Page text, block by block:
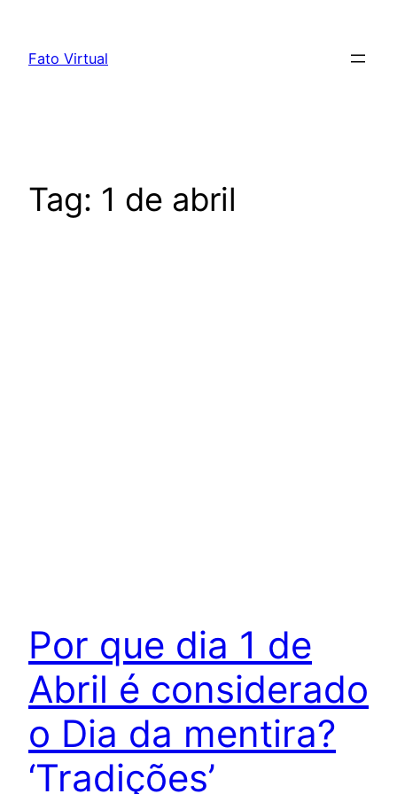
content
Fato Virtual
Tag: 1 de abril
Por que dia 1 de
Abril é considerado
o Dia da mentira?
‘Tradições’